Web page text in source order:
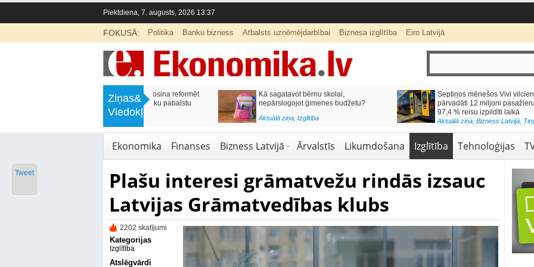
Piektdiena, 7. augusts, 2026 13:37
FOKUSĀ: Politika Banku bizness Atbalsts uzņēmējdarbībai Biznesa izglītība Eiro Latvijā
Ziņas&
Viedokļi
Labklājības ministrija rosina reformēt
un būtiski uzlabot vecāku pabalstu
Kā sagatavot bērnu skolai,
nepārslogojot ģimenes budžetu?
Aktuālā ziņa,Izglītība
Septiņos mēnešos Vivi vilcienos
pārvadāti 12 miljoni pasažieru; jūlijā
97,4 % reisu izpildīti laikā
Aktuālā ziņa,Bizness Latvijā,Tirdzniecība
Ekonomika Finanses Bizness Latvijā Ārvalstīs Likumdošana Izglītība Tehnoloģijas
Plašu interesi grāmatvežu rindās izsauc
Latvijas Grāmatvedības klubs
2202 skatījumi
Kategorijas
Izglītība
Atslēgvārdi
Tweet